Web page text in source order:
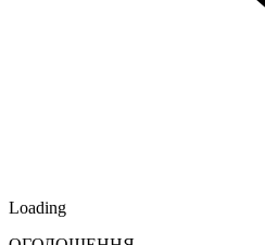
Loading